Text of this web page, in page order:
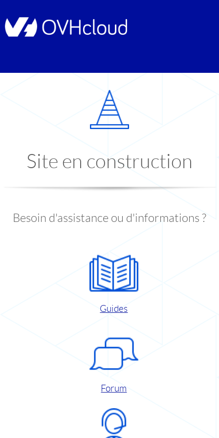
Site en construction
Besoin d'assistance ou d'informations ?
Guides
Forum